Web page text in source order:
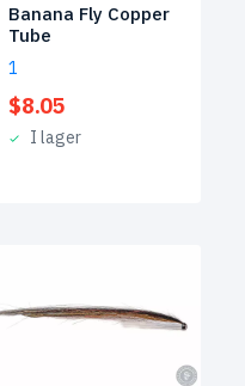
Banana Fly Copper
Tube
1
$8.05
I lager